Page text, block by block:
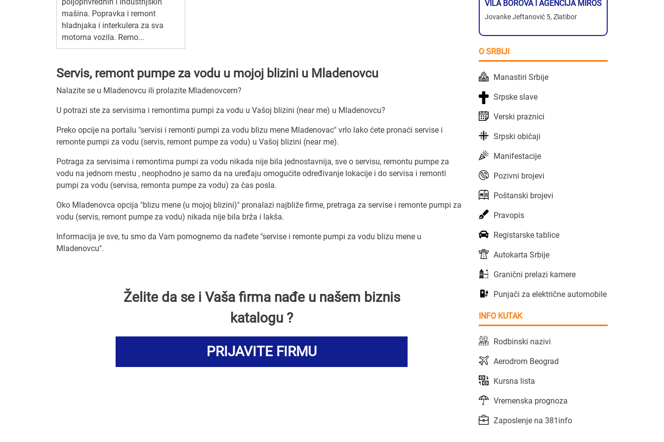
mašina. Popravka i remont
hladnjaka i interkulera za sva
motorna vozila. Remo...
Servis, remont pumpe za vodu u mojoj blizini u Mladenovcu
Nalazite se u Mladenovcu ili prolazite Mladenovcem?
U potrazi ste za servisima i remontima pumpi za vodu u Vašoj blizini (near me) u Mladenovcu?
Preko opcije na portalu "servisi i remonti pumpi za vodu blizu mene Mladenovac" vrlo lako ćete pronaći servise i
remonte pumpi za vodu (servis, remont pumpe za vodu) u Vašoj blizini (near me).
Potraga za servisima i remontima pumpi za vodu nikada nije bila jednostavnija, sve o servisu, remontu pumpe za
vodu na jednom mestu , neophodno je samo da na uređaju omogućite određivanje lokacije i do servisa i remonti
pumpi za vodu (servisa, remonta pumpe za vodu) za čas posla.
Oko Mladenovca opcija "blizu mene (u mojoj blizini)" pronalazi najbliže firme, pretraga za servise i remonte pumpi za
vodu (servis, remont pumpe za vodu) nikada nije bila brža i lakša.
Informacija je sve, tu smo da Vam pomognemo da nađete "servise i remonte pumpi za vodu blizu mene u
Mladenovcu".
Želite da se i Vaša firma nađe u našem biznis
katalogu ?
PRIJAVITE FIRMU
VILA BOROVA I AGENCIJA MIROS
Jovanke Jeftanović 5, Zlatibor
O SRBIJI
Manastiri Srbije
Srpske slave
Verski praznici
Srpski običaji
Manifestacije
Pozivni brojevi
Poštanski brojevi
Pravopis
Registarske tablice
Autokarta Srbije
Granični prelazi kamere
Punjači za električne automobile
INFO KUTAK
Rodbinski nazivi
Aerodrom Beograd
Kursna lista
Vremenska prognoza
Zaposlenje na 381info